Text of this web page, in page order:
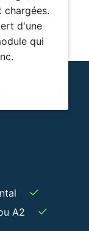
chargées.
d'une
qui
✓
A2 ✓